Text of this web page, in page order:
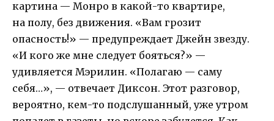
картина — Монро в какой-то квартире,
на полу, без движения. «Вам грозит
опасность!» — предупреждает Джейн звезду.
«И кого же мне следует бояться?» —
удивляется Мэрилин. «Полагаю — саму
себя…», — отвечает Диксон. Этот разговор,
вероятно, кем-то подслушанный, уже утром